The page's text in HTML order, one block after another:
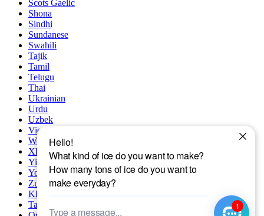
Scots Gaelic
Shona
Sindhi
Sundanese
Swahili
Tajik
Tamil
Telugu
Thai
Ukrainian
Urdu
Uzbek
Vietnamese
Welsh
Xhosa
Yiddish
Yoruba
Zulu
Kinyarwanda
Tatar